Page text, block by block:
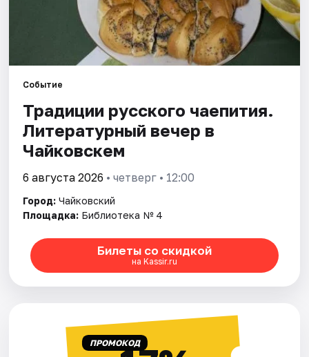
Событие
Традиции русского чаепития.
Литературный вечер в
Чайковскем
6 августа 2026 • четверг • 12:00
Город: Чайковский
Площадка: Библиотека № 4
Билеты со скидкой
на Kassir.ru
ПРОМОКОД